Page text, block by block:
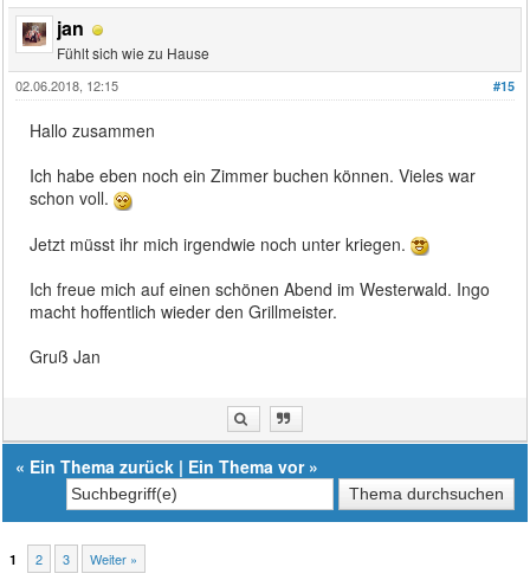
jan
Fühlt sich wie zu Hause
#15
02.06.2018, 12:15
Hallo zusammen
Ich habe eben noch ein Zimmer buchen können. Vieles war
schon voll.
Jetzt müsst ihr mich irgendwie noch unter kriegen.
Ich freue mich auf einen schönen Abend im Westerwald. Ingo
macht hoffentlich wieder den Grillmeister.
Gruß Jan
« Ein Thema zurück | Ein Thema vor»
1 2 3 Weiter »